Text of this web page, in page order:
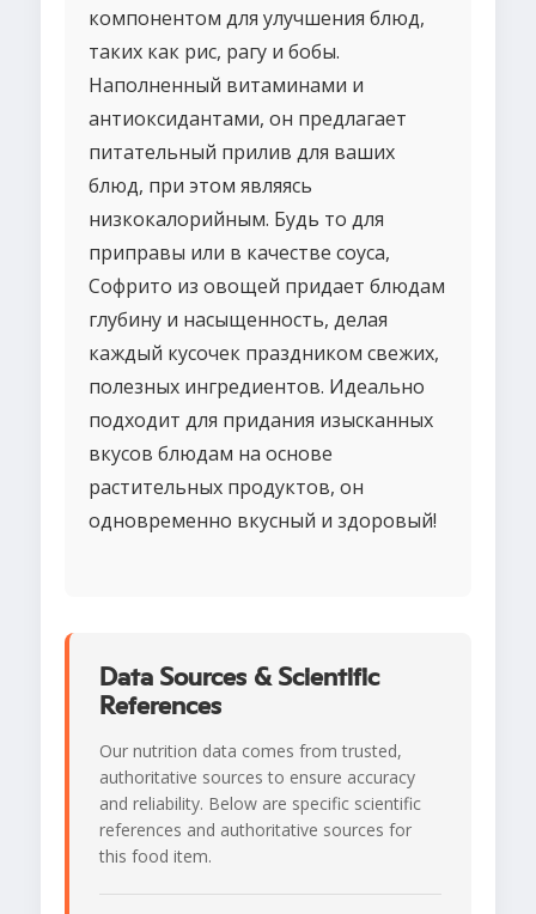
компонентом для улучшения блюд,
таких как рис, рагу и бобы.
Наполненный витаминами и
антиоксидантами, он предлагает
питательный прилив для ваших
блюд, при этом являясь
низкокалорийным. Будь то для
приправы или в качестве соуса,
Софрито из овощей придает блюдам
глубину и насыщенность, делая
каждый кусочек праздником свежих,
полезных ингредиентов. Идеально
подходит для придания изысканных
вкусов блюдам на основе
растительных продуктов, он
одновременно вкусный и здоровый!
Data Sources & Scientific
References
Our nutrition data comes from trusted,
authoritative sources to ensure accuracy
and reliability. Below are specific scientific
references and authoritative sources for
this food item.